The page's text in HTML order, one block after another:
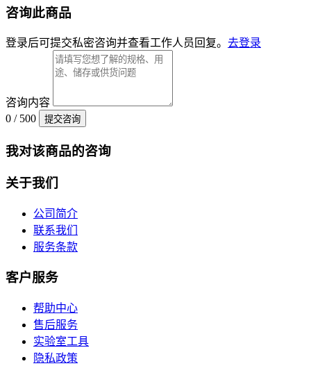
咨询此商品
登录后可提交私密咨询并查看工作人员回复。 去登录
咨询内容
0 / 500
提交咨询
我对该商品的咨询
关于我们
公司简介
联系我们
服务条款
客户服务
帮助中心
售后服务
实验室工具
隐私政策